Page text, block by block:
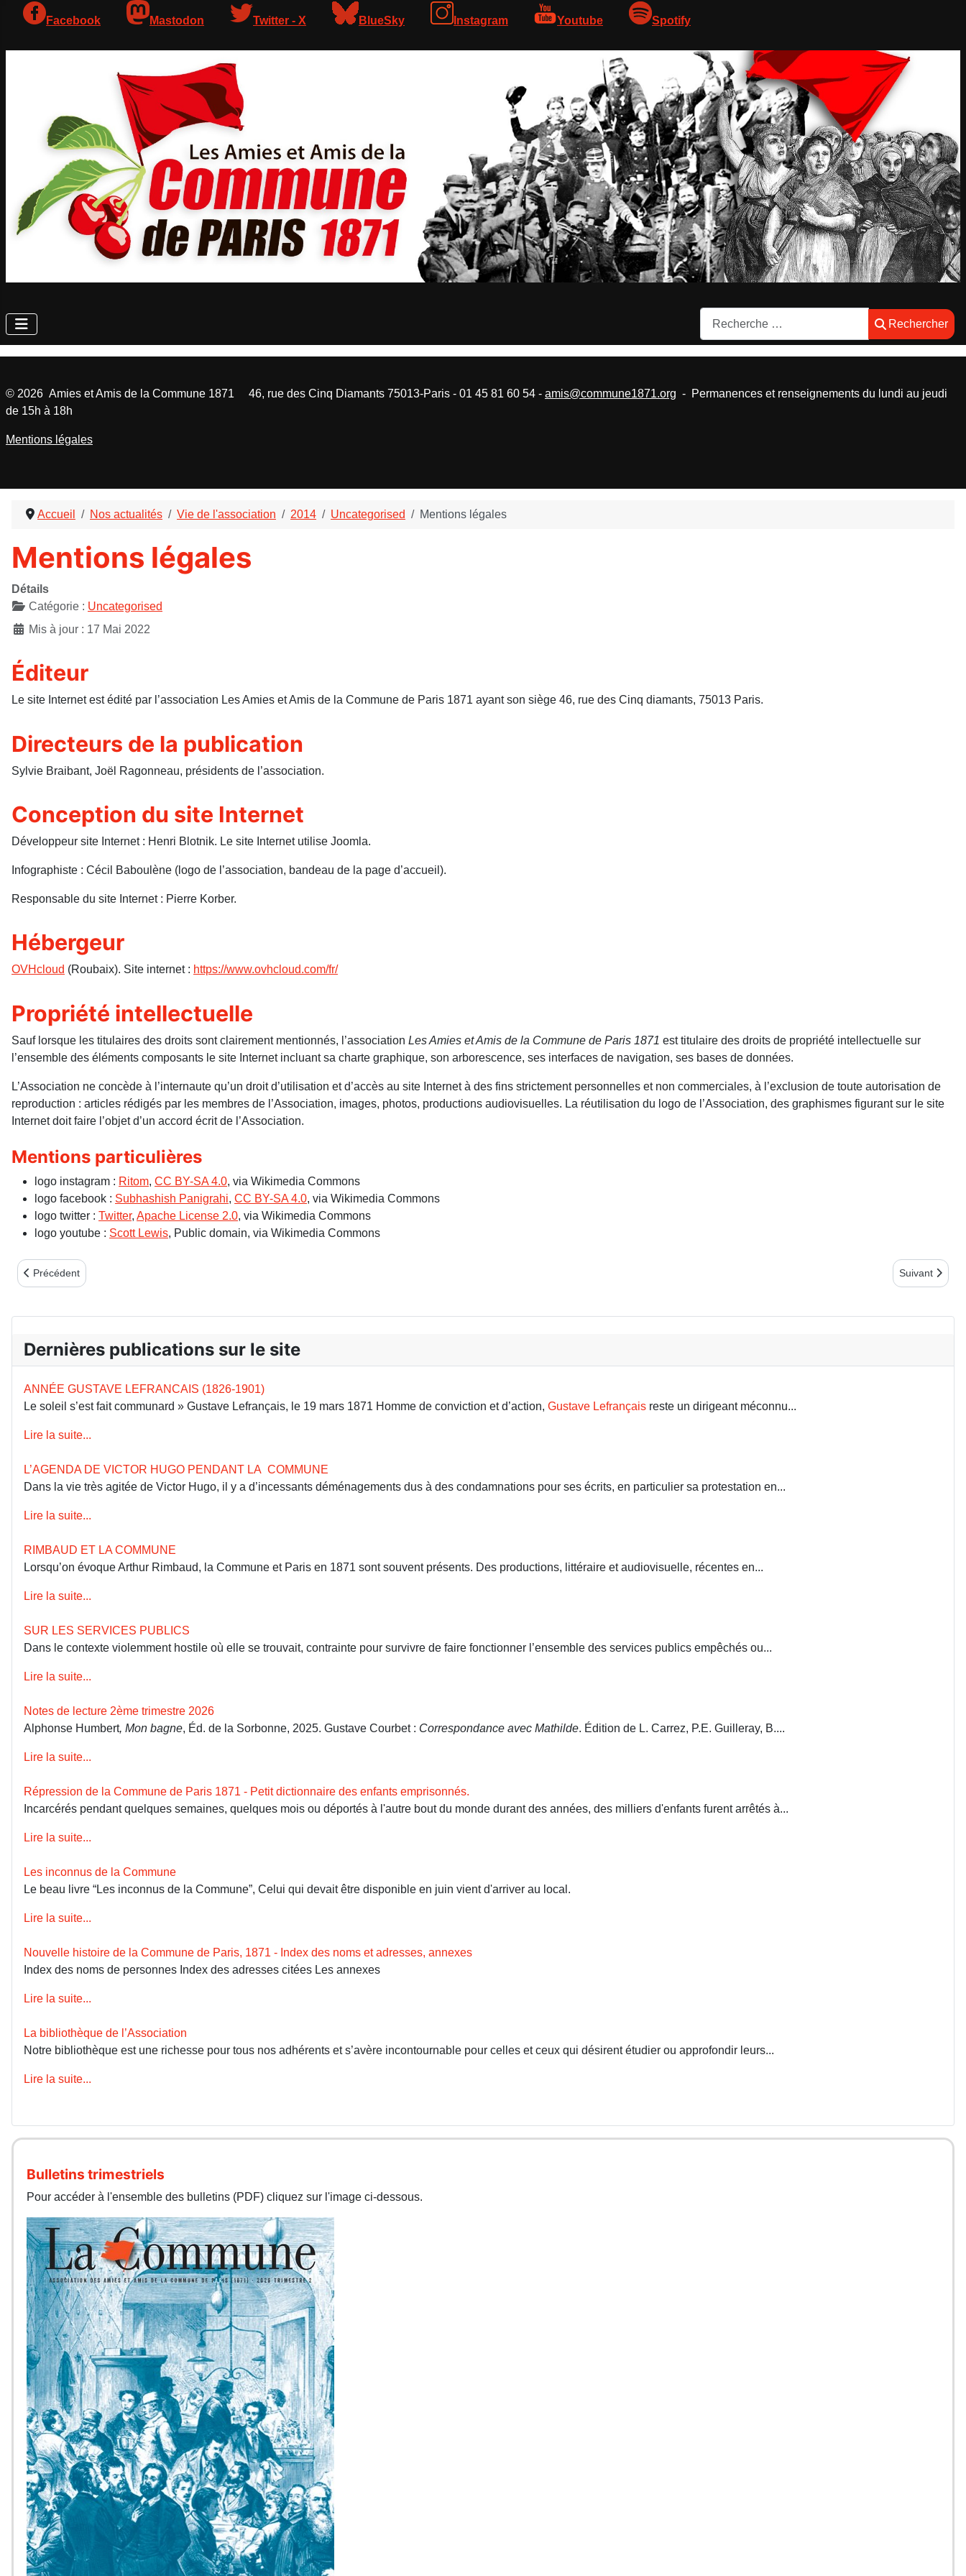
Facebook Mastodon Twitter - X BlueSky Instagram Youtube Spotify
Rechercher
Rechercher
Accueil Nos actualités Vie de l'association 2014 Uncategorised Mentions légales
Mentions légales
Détails
Catégorie : Uncategorised
Mis à jour : 17 Mai 2022
Éditeur
Le site Internet est édité par l’association Les Amies et Amis de la Commune de Paris 1871 ayant son siège 46, rue des Cinq diamants, 75013 Paris.
Directeurs de la publication
Sylvie Braibant, Joël Ragonneau, présidents de l’association.
Conception du site Internet
Développeur site Internet : Henri Blotnik. Le site Internet utilise Joomla.
Infographiste : Cécil Baboulène (logo de l’association, bandeau de la page d’accueil).
Responsable du site Internet : Pierre Korber.
Hébergeur
OVHcloud (Roubaix). Site internet : https://www.ovhcloud.com/fr/
Propriété intellectuelle
Sauf lorsque les titulaires des droits sont clairement mentionnés, l’association Les Amies et Amis de la Commune de Paris 1871 est titulaire des droits de propriété intellectuelle sur
l’ensemble des éléments composants le site Internet incluant sa charte graphique, son arborescence, ses interfaces de navigation, ses bases de données.
L’Association ne concède à l’internaute qu’un droit d’utilisation et d’accès au site Internet à des fins strictement personnelles et non commerciales, à l’exclusion de toute autorisation de
reproduction : articles rédigés par les membres de l’Association, images, photos, productions audiovisuelles. La réutilisation du logo de l’Association, des graphismes figurant sur le site
Internet doit faire l’objet d’un accord écrit de l’Association.
Mentions particulières
logo instagram : Ritom, CC BY-SA 4.0, via Wikimedia Commons
logo facebook : Subhashish Panigrahi, CC BY-SA 4.0, via Wikimedia Commons
logo twitter : Twitter, Apache License 2.0, via Wikimedia Commons
logo youtube : Scott Lewis, Public domain, via Wikimedia Commons
Article précédent : essai bulletin
Précédent Article
Suivant
Dernières publications sur le site
ANNÉE GUSTAVE LEFRANCAIS (1826-1901)
Le soleil s’est fait communard » Gustave Lefrançais, le 19 mars 1871 Homme de conviction et d’action, Gustave Lefrançais reste un dirigeant méconnu...
Lire la suite...
L’AGENDA DE VICTOR HUGO PENDANT LA COMMUNE
Dans la vie très agitée de Victor Hugo, il y a d’incessants déménagements dus à des condamnations pour ses écrits, en particulier sa protestation en...
Lire la suite...
RIMBAUD ET LA COMMUNE
Lorsqu’on évoque Arthur Rimbaud, la Commune et Paris en 1871 sont souvent présents. Des productions, littéraire et audiovisuelle, récentes en...
Lire la suite...
SUR LES SERVICES PUBLICS
Dans le contexte violemment hostile où elle se trouvait, contrainte pour survivre de faire fonctionner l’ensemble des services publics empêchés ou...
Lire la suite...
Notes de lecture 2ème trimestre 2026
Alphonse Humbert, Mon bagne, Éd. de la Sorbonne, 2025. Gustave Courbet : Correspondance avec Mathilde. Édition de L. Carrez, P.E. Guilleray, B....
Lire la suite...
Répression de la Commune de Paris 1871 - Petit dictionnaire des enfants emprisonnés.
Incarcérés pendant quelques semaines, quelques mois ou déportés à l'autre bout du monde durant des années, des milliers d'enfants furent arrêtés à...
Lire la suite...
Les inconnus de la Commune
Le beau livre “Les inconnus de la Commune”, Celui qui devait être disponible en juin vient d'arriver au local.
Lire la suite...
Nouvelle histoire de la Commune de Paris, 1871 - Index des noms et adresses, annexes
Index des noms de personnes Index des adresses citées Les annexes
Lire la suite...
La bibliothèque de l’Association
Notre bibliothèque est une richesse pour tous nos adhérents et s’avère incontournable pour celles et ceux qui désirent étudier ou approfondir leurs...
Lire la suite...
Bulletins trimestriels
Pour accéder à l'ensemble des bulletins (PDF) cliquez sur l'image ci-dessous.
© 2026 Amies et Amis de la Commune 1871 46, rue des Cinq Diamants 75013-Paris - 01 45 81 60 54 - amis@commune1871.org - Permanences et renseignements du lundi au jeudi
de 15h à 18h
Mentions légales